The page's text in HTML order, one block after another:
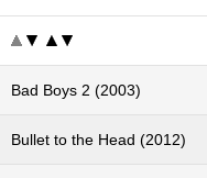
Bad Boys 2 (2003)
Bullet to the Head (2012)